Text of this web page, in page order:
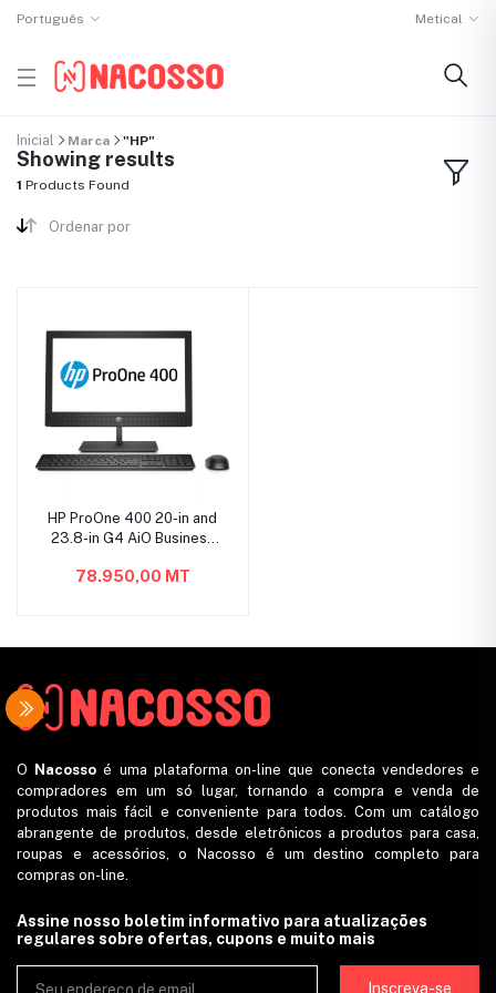
Português Metical
Inicial Marca "HP"
Showing results
1 Products Found
Ordenar por
HP ProOne 400 20-in and
23.8-in G4 AiO Business
78.950,00 MT
O Nacosso é uma plataforma on-line que conecta vendedores e
compradores em um só lugar, tornando a compra e venda de
produtos mais fácil e conveniente para todos. Com um catálogo
abrangente de produtos, desde eletrônicos a produtos para casa,
roupas e acessórios, o Nacosso é um destino completo para
compras on-line.
Assine nosso boletim informativo para atualizações
regulares sobre ofertas, cupons e muito mais
Inscreva-se